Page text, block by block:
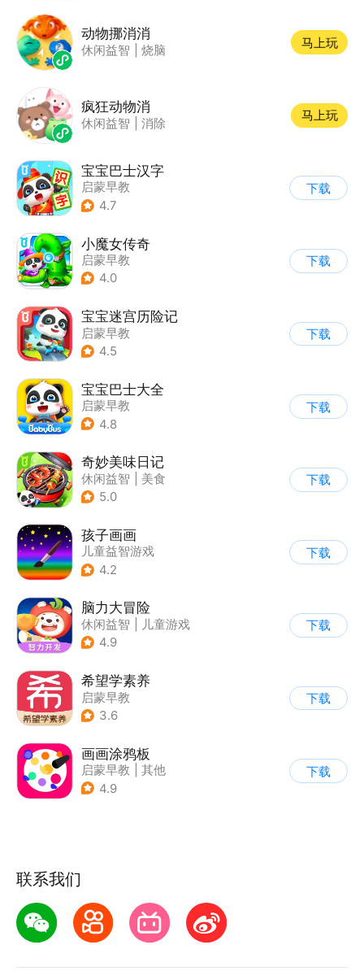
动物挪消消
休闲益智 烧脑
马上玩
疯狂动物消
休闲益智 消除
马上玩
宝宝巴士汉字
启蒙早教
4.7
下载
小魔女传奇
启蒙早教
| 儿童益智游戏
4.0
下载
宝宝迷宫历险记
启蒙早教
| 儿童益智游戏
4.5
下载
宝宝巴士大全
启蒙早教
| 儿童益智游戏
4.8
下载
奇妙美味日记
休闲益智
美食
| 宝宝巴士
5.0
下载
孩子画画
儿童益智游戏
| 启蒙早教
4.2
下载
脑力大冒险
休闲益智
儿童游戏
| 卡通
4.9
下载
希望学素养
启蒙早教
3.6
下载
画画涂鸦板
启蒙早教
其他
| 儿童益智游戏
4.9
下载
联系我们